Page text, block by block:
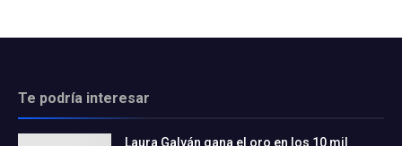
Te podría interesar
Laura Galván gana el oro en los 10 mil